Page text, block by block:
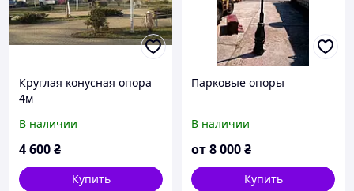
Круглая конусная опора
4м
В наличии
4 600₴
Купить
Парковые опоры
В наличии
от8 000₴
Купить